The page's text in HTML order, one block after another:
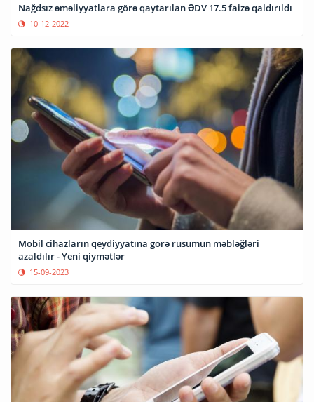
Nağdsız əməliyyatlara görə qaytarılan ƏDV 17.5 faizə qaldırıldı
10-12-2022
Mobil cihazların qeydiyyatına görə rüsumun məbləğləri
azaldılır - Yeni qiymətlər
15-09-2023